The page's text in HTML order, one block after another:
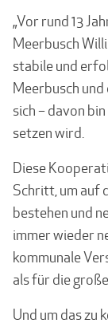
„Vor rund 13
Meerbusch
stabile und
Meerbusch
sich – davon
setzen wird.
Diese
Schritt, um auf
bestehen und
immer wieder
kommunale
als für die
Und um das zu